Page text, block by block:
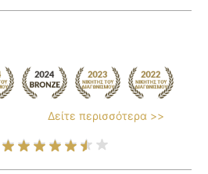
Δείτε περισσότερα >>